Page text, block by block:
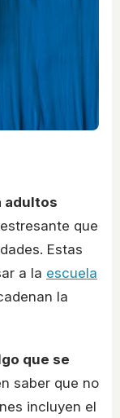
adultos
que
Estas
a la escuela
la
que se
saber que no
incluyen el